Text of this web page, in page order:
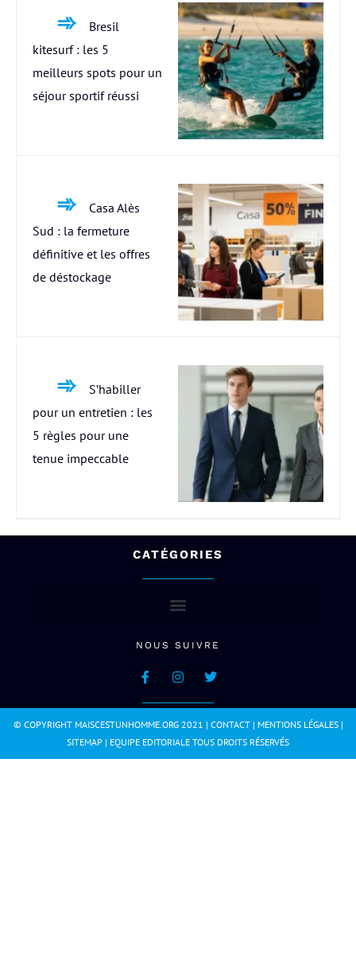
Bresil
kitesurf : les 5
meilleurs spots pour un
séjour sportif réussi
Casa Alès
Sud : la fermeture
définitive et les offres
de déstockage
S’habiller
pour un entretien : les
5 règles pour une
tenue impeccable
CATÉGORIES
NOUS SUIVRE
© COPYRIGHT MAISCESTUNHOMME.ORG 2021 | CONTACT| MENTIONS LÉGALES|
SITEMAP | EQUIPE EDITORIALE TOUS DROITS RÉSERVÉS